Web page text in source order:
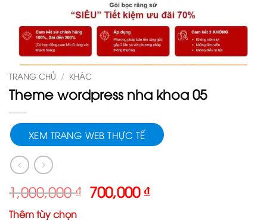
TRANG CHỦ / KHÁC
Theme wordpress nha khoa 05
XEM TRANG WEB THỰC TẾ
1,000,000₫ Giá
gốc
700,000₫Giá
Thêm tùy chọn